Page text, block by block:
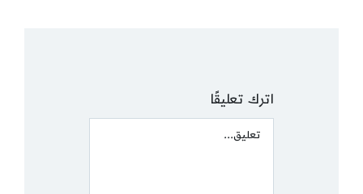
اترك تعليقًا
Comment